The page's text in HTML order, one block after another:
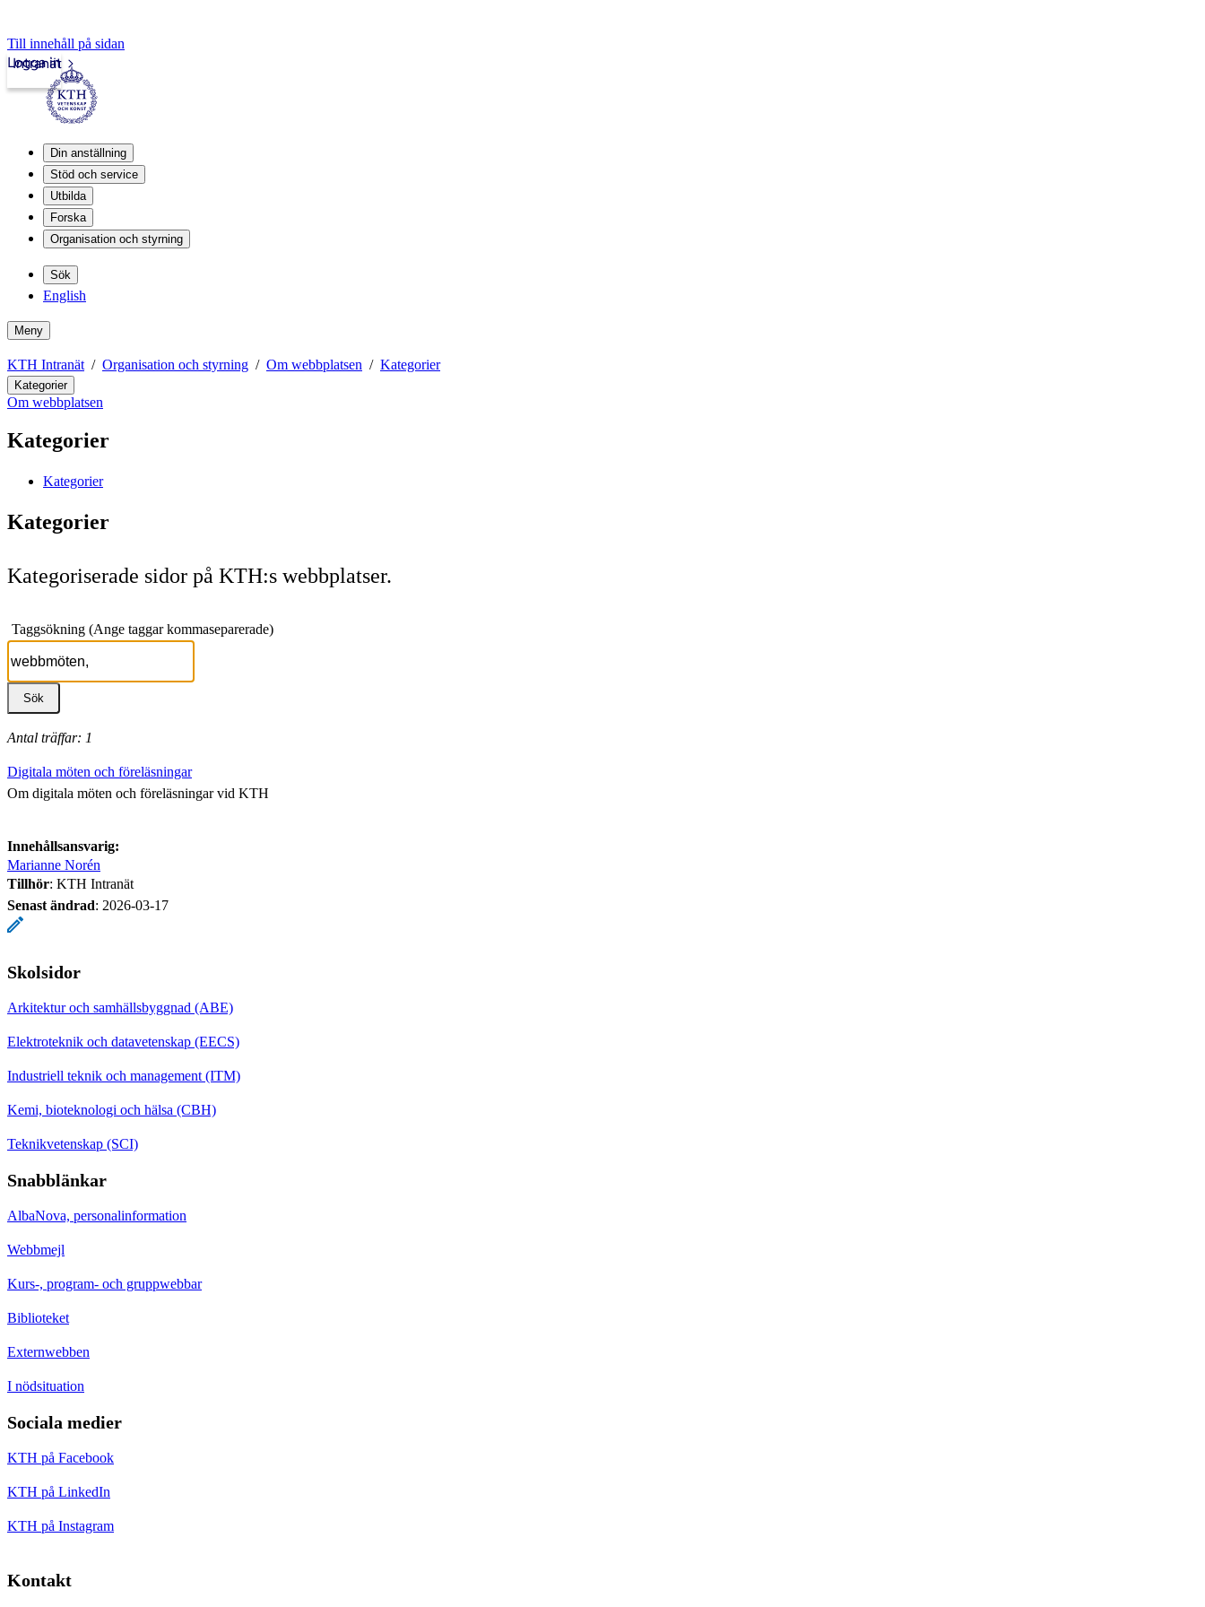
Till innehåll på sidan
Intranät
Logga in
Din anställning
Stöd och service
Utbilda
Forska
Organisation och styrning
Sök
English
Meny
KTH Intranät Organisation och styrning Om webbplatsen Kategorier
Kategorier
Om webbplatsen
Kategorier
Kategorier
Kategorier
Kategoriserade sidor på KTH:s webbplatser.
Taggsökning (Ange taggar kommaseparerade)
Antal träffar: 1
Digitala möten och föreläsningar
Om digitala möten och föreläsningar vid KTH
Innehållsansvarig:
Marianne Norén
Tillhör: KTH Intranät
Senast ändrad: 2026-03-17
Skolsidor
Arkitektur och samhällsbyggnad (ABE)
Elektroteknik och datavetenskap (EECS)
Industriell teknik och management (ITM)
Kemi, bioteknologi och hälsa (CBH)
Teknikvetenskap (SCI)
Snabblänkar
AlbaNova, personalinformation
Webbmejl
Kurs-, program- och gruppwebbar
Biblioteket
Externwebben
I nödsituation
Sociala medier
KTH på Facebook
KTH på LinkedIn
KTH på Instagram
Kontakt